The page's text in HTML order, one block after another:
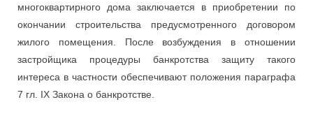
многоквартирного дома заключается в приобретении по
окончании строительства предусмотренного договором
жилого помещения. После возбуждения в отношении
застройщика процедуры банкротства защиту такого
интереса в частности обеспечивают положения параграфа
7 гл. IX Закона о банкротстве.